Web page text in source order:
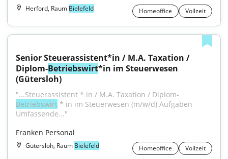
Herford, Raum Bielefeld Homeoffice Vollzeit
Senior Steuerassistent*in / M.A. Taxation /
Diplom-Betriebswirt*in im Steuerwesen
(Gütersloh)
"...Steuerassistent * in / M.A. Taxation / Diplom-
Betriebswirt * in im Steuerwesen (m/w/d) Aufgaben
Umfassende..."
Franken Personal
Gütersloh, Raum Bielefeld Homeoffice Vollzeit